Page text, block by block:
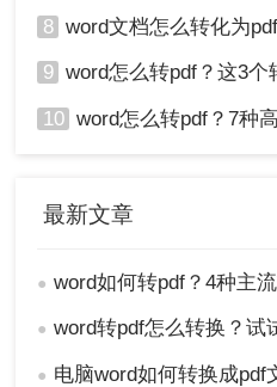
8 word文档怎么转化为pdf文档？3 种实
9 word怎么转pdf？这3
10 word怎么转pdf？7种
最新文章
● word如何转pdf？4种主
● word转pdf怎么转换？试
● 电脑word如何转换成pdf文件？揭秘4